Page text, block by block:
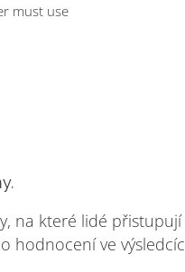
must use
na které lidé
hodnocení ve